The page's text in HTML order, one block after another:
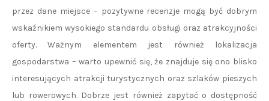
przez dane miejsce – pozytywne recenzje mogą być dobrym
wskaźnikiem wysokiego standardu obsługi oraz atrakcyjności
oferty. Ważnym elementem jest również lokalizacja
gospodarstwa – warto upewnić się, że znajduje się ono blisko
interesujących atrakcji turystycznych oraz szlaków pieszych
lub rowerowych. Dobrze jest również zapytać o dostępność